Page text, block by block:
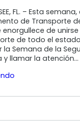
FL. – Esta semana,
de Transporte
enorgullece de
de todo el
la Semana de la
y llamar la atención…